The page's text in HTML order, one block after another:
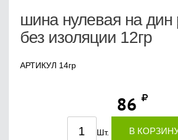
шина нулевая на дин
без изоляции 12гр
АРТИКУЛ 14гр
86
Шт. В